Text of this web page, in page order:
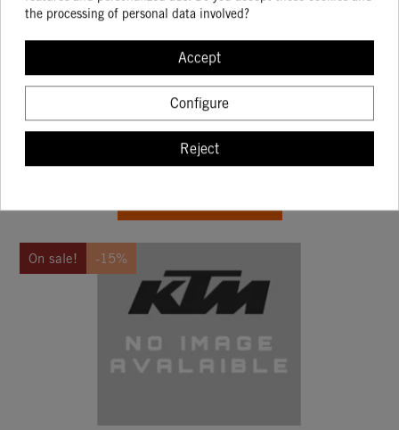
BRAKE DISC 220 MM
79.07 67.21
On sale! -15%
the processing of personal data involved?
Accept
Configure
Reject